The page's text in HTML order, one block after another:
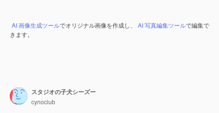
AI 画像生成ツールでオリジナル画像を作成し、 AI 写真編集ツールで編集で
きます。
スタジオの子犬シーズー
cynoclub